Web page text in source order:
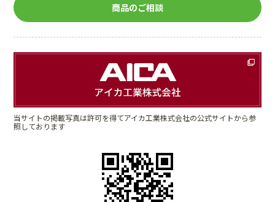
商品のご相談
当サイトの掲載写真は許可を得てアイカ工業株式会社の公式サイトから参
照しております